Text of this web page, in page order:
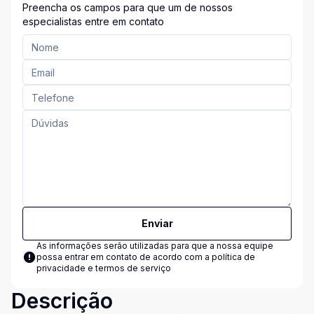
Preencha os campos para que um de nossos
especialistas entre em contato
Enviar
As informações serão utilizadas para que a nossa equipe
possa entrar em contato de acordo com a política de
privacidade e termos de serviço
Descrição